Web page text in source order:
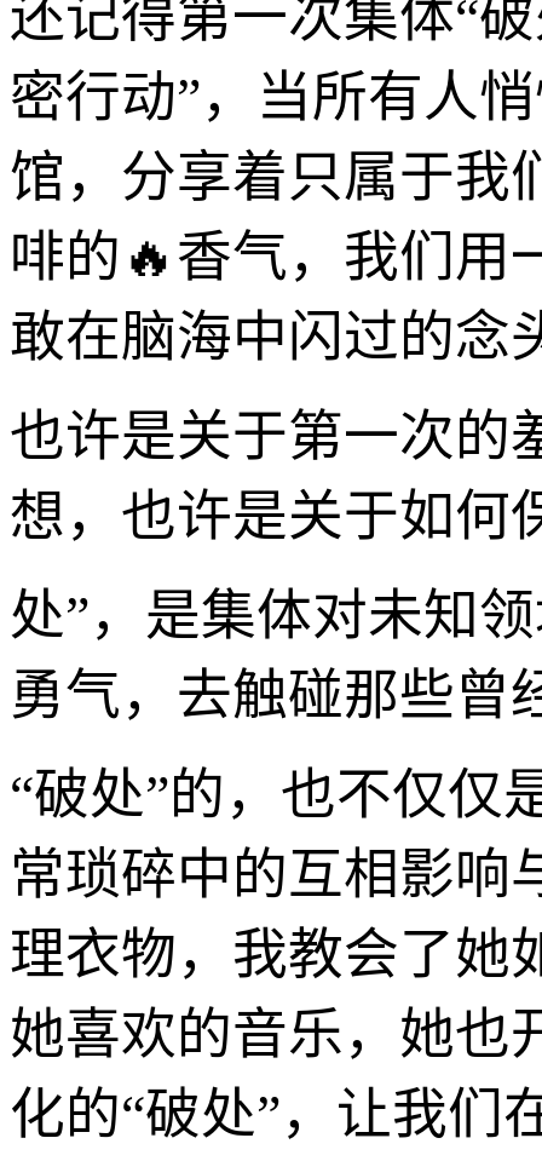
还记得第一次集体“
密行动”，当所有人
馆，分享着只属于我
啡的🔥香气，我们用
敢在脑海中闪过的念
也许是关于第一次的
想，也许是关于如何
处”，是集体对未知
勇气，去触碰那些曾
“破处”的，也不仅仅
常琐碎中的互相影响
理衣物，我教会了她
她喜欢的音乐，她也
化的“破处”，让我们